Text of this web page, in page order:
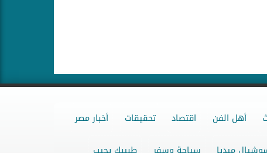
أهل الفن اقتصاد تحقيقات أخبار مصر